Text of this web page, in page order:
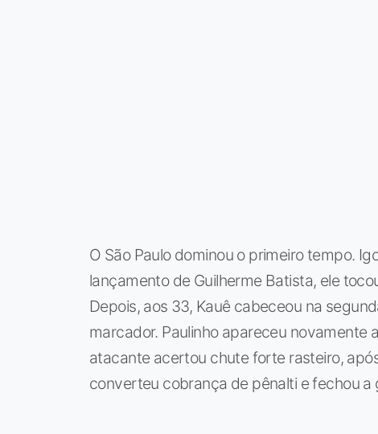
O São Paulo dominou o primeiro tempo.
lançamento de Guilherme Batista, ele
Depois, aos 33, Kauê cabeceou na
marcador. Paulinho apareceu novamente
atacante acertou chute forte rasteiro,
converteu cobrança de pênalti e fechou a